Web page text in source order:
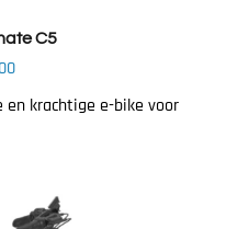
C5
en krachtige e-bike voor